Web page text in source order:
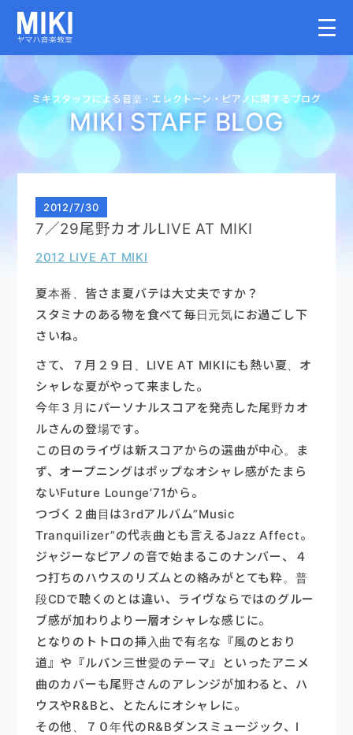
HOME
大人のコース
講師募集情報
イベント情報
楽器販売
ミキスタッフによる音楽・エレクトーン・ ピアノに関するブログ
MIKI STAFF BLOG
2012/7/30
7／29尾野カオルLIVE AT MIKI
2012 LIVE AT MIKI
夏本番、皆さま夏バテは大丈夫ですか？
スタミナのある物を食べて毎日元気にお過ごし下
さいね。
さて、７月２９日、LIVE AT MIKIにも熱い夏、オ
シャレな夏がやって来ました。
今年３月にパーソナルスコアを発売した尾野カオ
ルさんの登場です。
この日のライヴは新スコアからの選曲が中心。ま
ず、オープニングはポップなオシャレ感がたまら
ないFuture Lounge’71から。
つづく２曲目は3rdアルバム”Music
Tranquilizer”の代表曲とも言えるJazz Affect。
ジャジーなピアノの音で始まるこのナンバー、４
つ打ちのハウスのリズムとの絡みがとても粋。普
段CDで聴くのとは違い、ライヴならではのグルー
ブ感が加わりより一層オシャレな感じに。
となりのトトロの挿入曲で有名な『風のとおり
道』や『ルパン三世愛のテーマ』といったアニメ
曲のカバーも尾野さんのアレンジが加わると、ハ
ウスやR&Bと、とたんにオシャレに。
その他、７０年代のR&Bダンスミュージック、I